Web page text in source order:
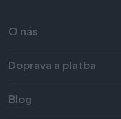
O nás
Doprava a platba
Blog